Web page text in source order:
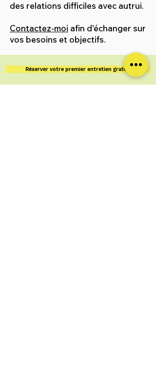
des relations difficiles avec autrui.
Contactez-moi afin d'échanger sur
vos besoins et objectifs.
Réserver votre premier entretien gratuit